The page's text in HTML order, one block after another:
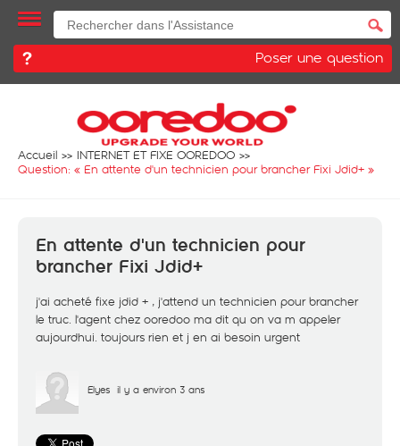
Poser une question
Accueil
INTERNET ET FIXE OOREDOO
Question: « En attente d'un technicien pour brancher Fixi Jdid+ »
En attente d'un technicien pour
brancher Fixi Jdid+
j'ai acheté fixe jdid + , j'attend un technicien pour brancher
le truc. l'agent chez ooredoo ma dit qu on va m appeler
aujourdhui. toujours rien et j en ai besoin urgent
Elyes il y a environ 3 ans